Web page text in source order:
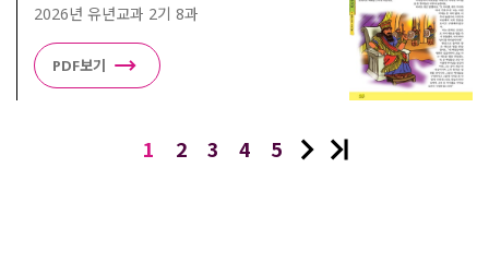
2026년 유년교과 2기 8과
PDF보기
1 2 3 4 5